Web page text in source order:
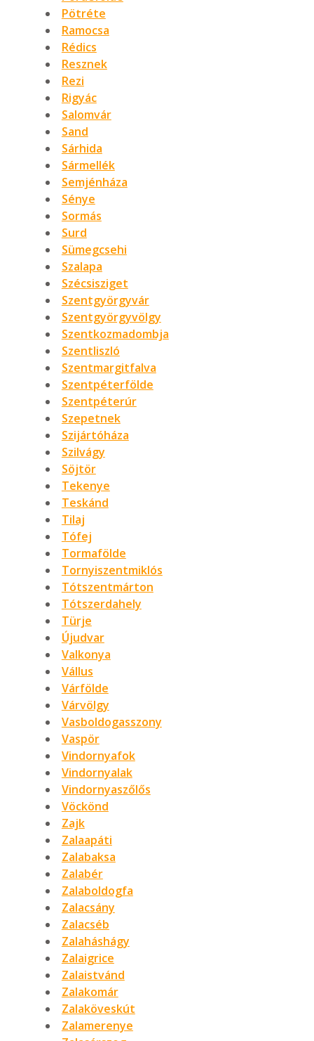
Pötréte
Ramocsa
Rédics
Resznek
Rezi
Rigyác
Salomvár
Sand
Sárhida
Sármellék
Semjénháza
Sénye
Sormás
Surd
Sümegcsehi
Szalapa
Szécsisziget
Szentgyörgyvár
Szentgyörgyvölgy
Szentkozmadombja
Szentliszló
Szentmargitfalva
Szentpéterfölde
Szentpéterúr
Szepetnek
Szijártóháza
Szilvágy
Söjtör
Tekenye
Teskánd
Tilaj
Tófej
Tormafölde
Tornyiszentmiklós
Tótszentmárton
Tótszerdahely
Türje
Újudvar
Valkonya
Vállus
Várfölde
Várvölgy
Vasboldogasszony
Vaspör
Vindornyafok
Vindornyalak
Vindornyaszőlős
Vöckönd
Zajk
Zalaapáti
Zalabaksa
Zalabér
Zalaboldogfa
Zalacsány
Zalacséb
Zalaháshágy
Zalaigrice
Zalaistvánd
Zalakomár
Zalaköveskút
Zalamerenye